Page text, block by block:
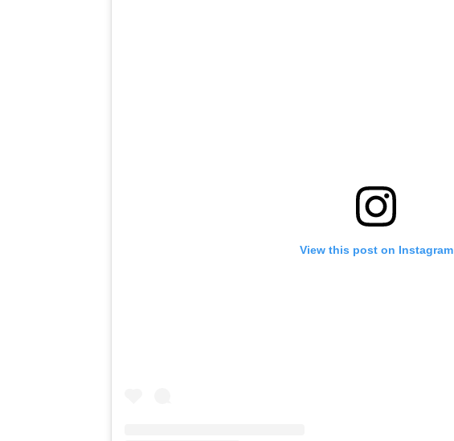
View this post on Instagram